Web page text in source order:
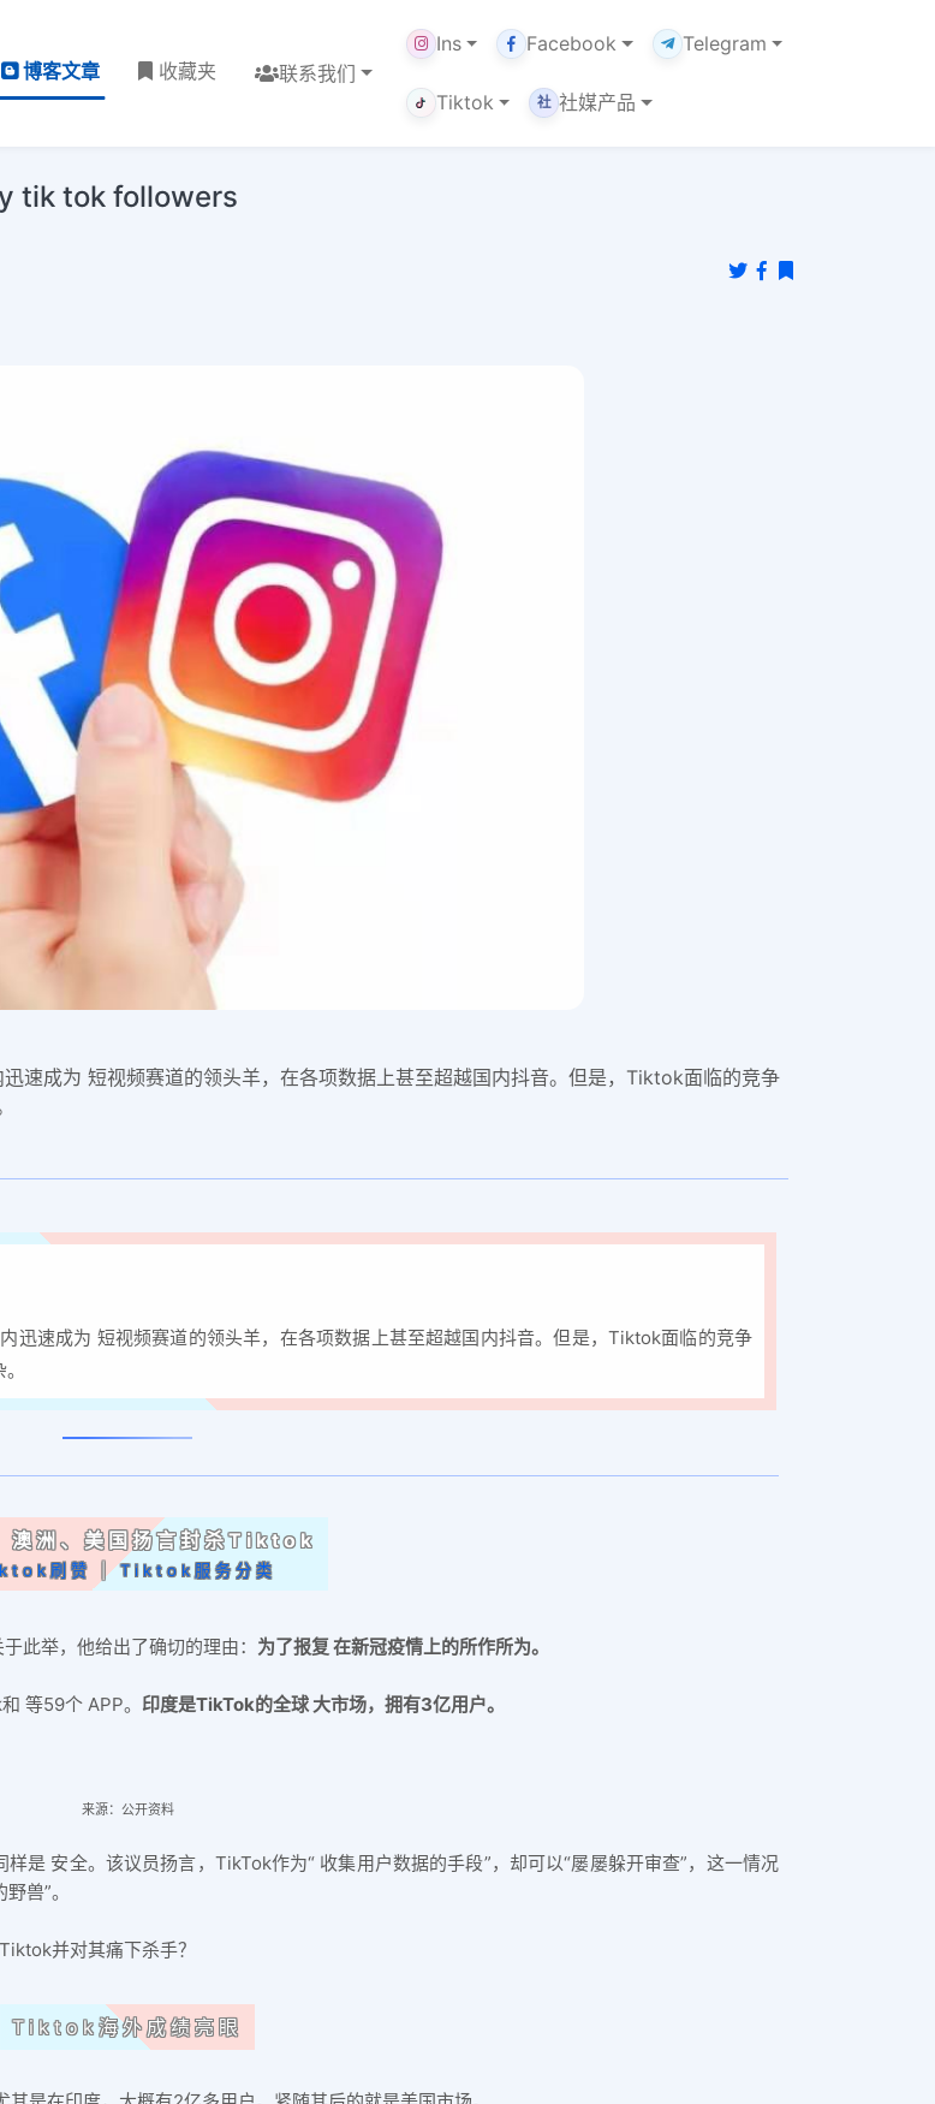
博客文章 收藏夹 联系我们
Ins Facebook Telegram
Tiktok 社 社媒产品
tik tok followers
速成为 短视频赛道的领头羊，在各项数据上甚至超越国内抖音。但是，Tiktok面临的竞争
迅速成为 短视频赛道的领头羊，在各项数据上甚至超越国内抖音。但是，Tiktok面临的竞争
澳洲、美国扬言封杀Tiktok
刷赞 |Tiktok服务分类
此举，他给出了确切的理由： 为了报复 在新冠疫情上的所作所为。
等59个 APP。 印度是TikTok的全球 大市场，拥有3亿用户。
来源：公开资料
是 安全。该议员扬言，TikTok作为“ 收集用户数据的手段”，却可以“屡屡躲开审查”，这一情况
兽”。
并对其痛下杀手？
Tiktok海外成绩亮眼